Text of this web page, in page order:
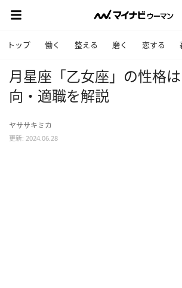
トップ 働く 整える 磨く 恋する
月星座「乙女座」の性格
向・適職を解説
ヤササキミカ
更新: 2024.06.28